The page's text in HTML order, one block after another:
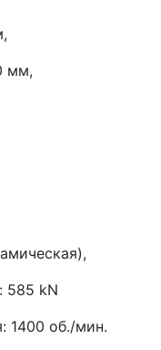
мм,
585 kN
1400 об./мин.